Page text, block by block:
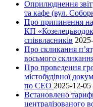
Оприлюднення
та кафе (вул.
Про припинення
КП
співвласників
Про скликання
восьмого
Про проведення
містобудівної
по СЕО 2025-12-
Встановлено
централізованого